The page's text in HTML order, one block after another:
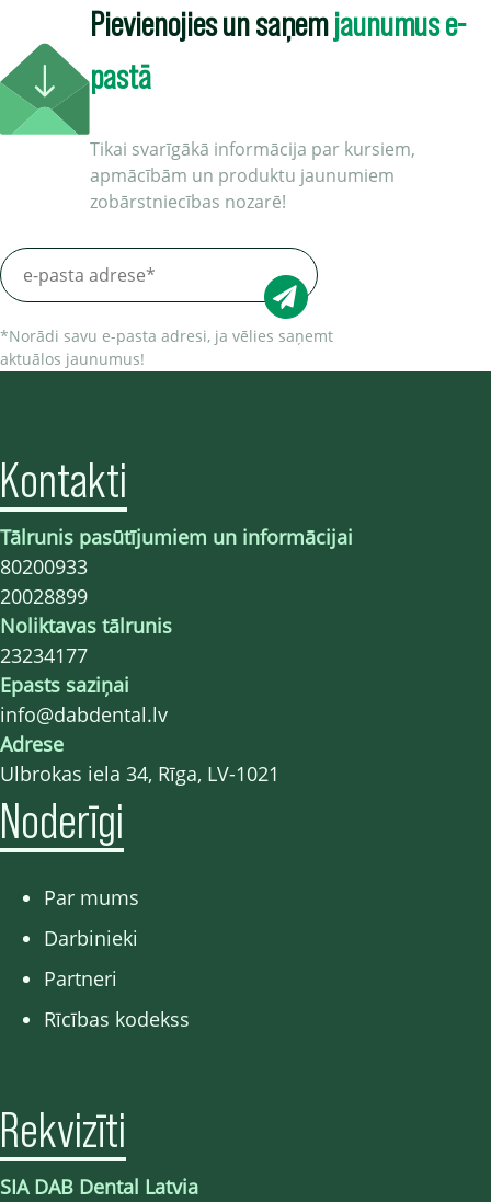
Pievienojies un saņemjaunumus e-
pastā
Tikai svarīgākā informācija par kursiem,
apmācībām un produktu jaunumiem
zobārstniecības nozarē!
*Norādi savu e-pasta adresi, ja vēlies saņemt
aktuālos jaunumus!
Kontakti
Tālrunis pasūtījumiem un informācijai
80200933
20028899
Noliktavas tālrunis
23234177
Epasts saziņai
info@dabdental.lv
Adrese
Ulbrokas iela 34, Rīga, LV-1021
Noderīgi
Par mums
Darbinieki
Partneri
Rīcības kodekss
Rekvizīti
SIA DAB Dental Latvia